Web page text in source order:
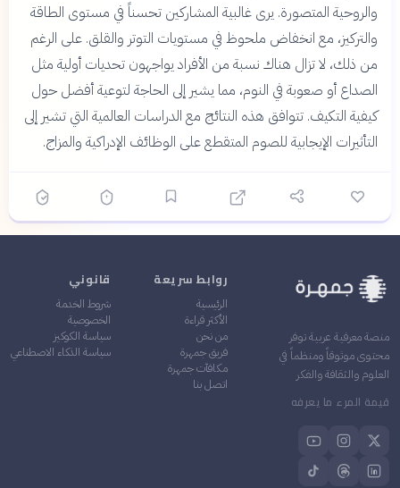
والروحية المتصورة. يرى غالبية المشاركين تحسناً في مستوى الطاقة
والتركيز، مع انخفاض ملحوظ في مستويات التوتر والقلق. على الرغم
من ذلك، لا تزال هناك نسبة من الأفراد يواجهون تحديات أولية مثل
الصداع أو صعوبة في النوم، مما يشير إلى الحاجة لتوعية أفضل حول
كيفية التكيف. تتوافق هذه النتائج مع الدراسات العالمية التي تشير إلى
التأثيرات الإيجابية للصوم المتقطع على الوظائف الإدراكية والمزاج.
منصة معرفية عربية توفر
محتوى موثوقاً ومنظماً في
العلوم والثقافة والفكر
قيمة المرء ما يعرفه
روابط سريعة
الرئيسية
الأكثر قراءة
من نحن
فريق جمهرة
مكافآت جمهرة
اتصل بنا
قانوني
شروط الخدمة
الخصوصية
سياسة الكوكيز
سياسة الذكاء الاصطناعي